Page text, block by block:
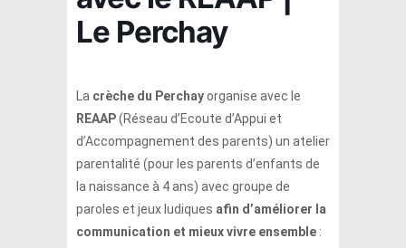
Le Perchay
La crèche du Perchayorganise avec le
REAAP(Réseau d’Ecoute d’Appui et
d’Accompagnement des parents) un atelier
parentalité (pour les parents d’enfants de
la naissance à 4 ans) avec groupe de
paroles et jeux ludiques afin d’améliorer la
communication et mieux vivre ensemble :